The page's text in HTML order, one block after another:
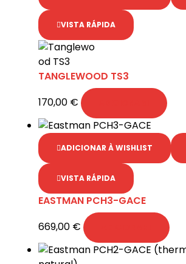
VISTA RÁPIDA
TANGLEWOOD TS3
170,00 €
ADICIONAR À WISHLIST
VISTA RÁPIDA
EASTMAN PCH3-GACE
669,00 €